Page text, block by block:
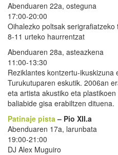
Abenduaren 22a, osteguna
17:00-20:00
Oihalezko poltsak
8-11 urteko haurrentzat
Abenduaren 28a, asteazkena
11:00-13:30
Reziklantes kontzertu-
Turukutuparen eskutik. 2006an
eta artista akustiko eta
baliabide gisa erabiltzen dituena.
Patinaje pista– Pio XII.a
Abenduaren 17a, larunbata
19:00-21:00
DJ Alex Muguiro